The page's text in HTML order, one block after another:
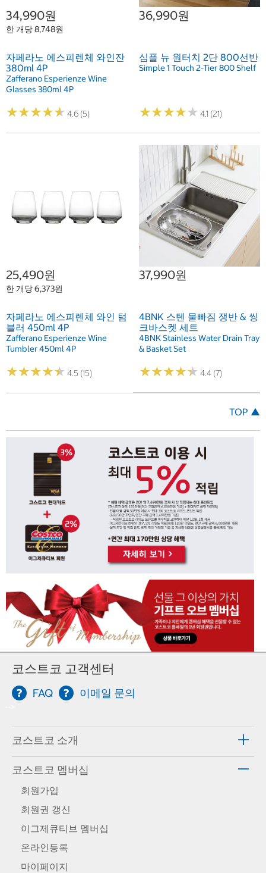
34,990원
한 개당 8,748원
자페라노 에스피렌체 와인잔
380ml 4P
Zafferano Esperienze Wine
Glasses 380ml 4P
★★★★★
★★★★★ 4.6 (5)
36,990원
심플 뉴 원터치 2단 800선반
Simple 1 Touch 2-Tier 800 Shelf
★★★★★
★★★★★ 4.1 (21)
25,490원
한 개당 6,373원
자페라노 에스피렌체 와인 텀
블러 450ml 4P
Zafferano Esperienze Wine
Tumbler 450ml 4P
★★★★★
★★★★★ 4.5 (15)
37,990원
4BNK 스텐 물빠짐 쟁반 & 씽
크바스켓 세트
4BNK Stainless Water Drain Tray
& Basket Set
★★★★★
★★★★★ 4.4 (7)
TOP ▲
코스트코 고객센터
FAQ 이메일 문의
코스트코 소개
코스트코 멤버십
회원가입
회원권 갱신
이그제큐티브 멤버십
온라인등록
마이페이지